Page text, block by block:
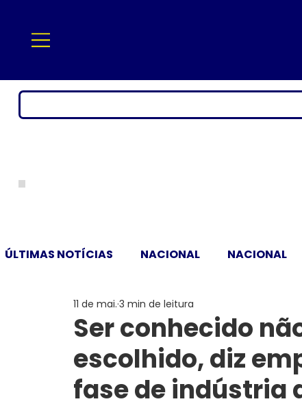
ÚLTIMAS NOTÍCIAS NACIONAL NACIONAL
Ser conhecido
escolhido, diz
fase de indústria
11 de mai. 3 min de leitura